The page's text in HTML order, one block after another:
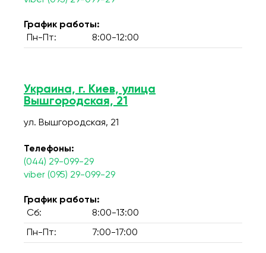
График работы:
Пн-Пт:
8:00-12:00
Украина, г. Киев, улица
Вышгородская, 21
ул. Вышгородская, 21
Телефоны:
(044) 29-099-29
viber (095) 29-099-29
График работы:
Сб:
8:00-13:00
Пн-Пт: 7:00-17:00